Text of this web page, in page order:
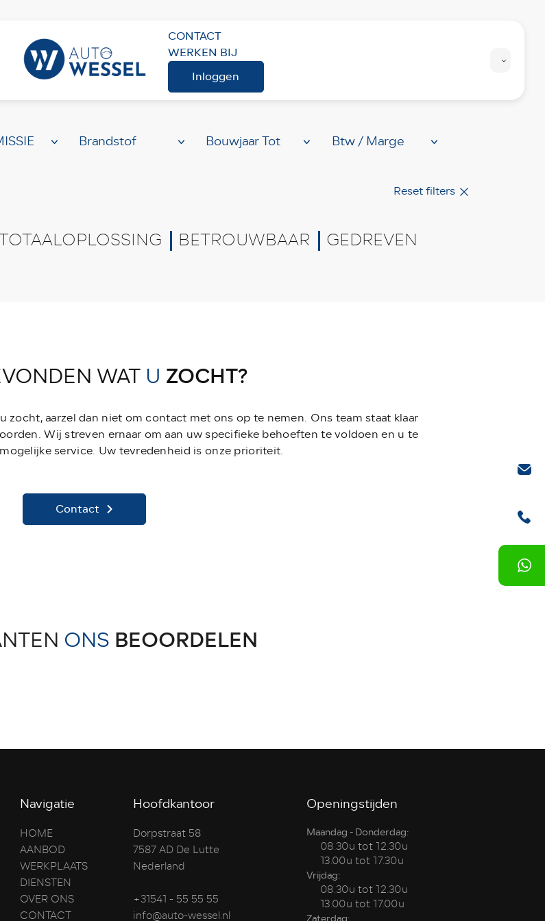
CONTACT
WERKEN BIJ
Inloggen
Volledig aanbod
Reset filters
BETROUWBAAR GEDREVEN
WAT U ZOCHT?
aarzel dan niet om contact met ons op te nemen. Ons team staat klaar
Wij streven ernaar om aan uw specifieke behoeften te voldoen en u te
service. Uw tevredenheid is onze prioriteit.
Contact
ONS BEOORDELEN
Navigatie
HOME
AANBOD
WERKPLAATS
DIENSTEN
OVER ONS
CONTACT
Hoofdkantoor
Dorpstraat 58
7587 AD De Lutte
Nederland
+31541 - 55 55 55
info@auto-wessel.nl
Openingstijden
Maandag - Donderdag:
08.30u tot 12.30u
13.00u tot 17.30u
Vrijdag:
08.30u tot 12.30u
13.00u tot 17.00u